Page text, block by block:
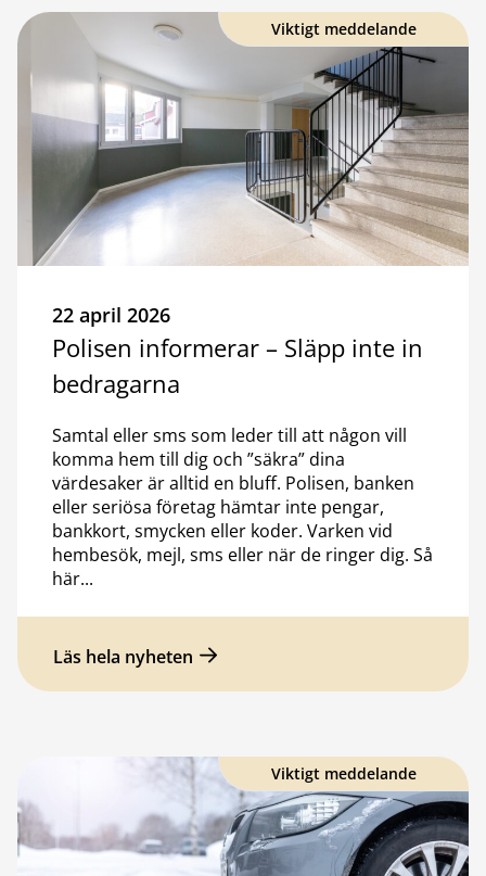
Viktigt meddelande
22 april 2026
Polisen informerar – Släpp inte in
bedragarna
Samtal eller sms som leder till att någon vill
komma hem till dig och ”säkra” dina
värdesaker är alltid en bluff. Polisen, banken
eller seriösa företag hämtar inte pengar,
bankkort, smycken eller koder. Varken vid
hembesök, mejl, sms eller när de ringer dig. Så
här...
Läs hela nyheten
Viktigt meddelande